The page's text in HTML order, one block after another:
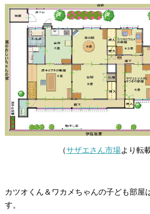
（サザエさん市場より転
カツオくん＆ワカメちゃんの子ども部屋
す。